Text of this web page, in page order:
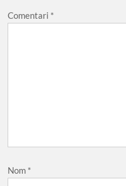
Comentari *
Nom *